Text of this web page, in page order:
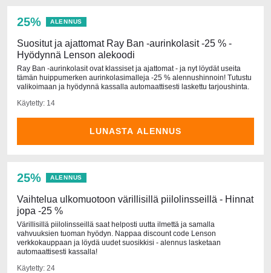
25% ALENNUS
Suositut ja ajattomat Ray Ban -aurinkolasit -25 % -
Hyödynnä Lenson alekoodi
Ray Ban -aurinkolasit ovat klassiset ja ajattomat - ja nyt löydät useita
tämän huippumerken aurinkolasimalleja -25 % alennushinnoin! Tutustu
valikoimaan ja hyödynnä kassalla automaattisesti laskettu tarjoushinta.
Käytetty: 14
LUNASTA ALENNUS
25% ALENNUS
Vaihtelua ulkomuotoon värillisillä piilolinsseillä - Hinnat
jopa -25 %
Värillisillä piilolinsseillä saat helposti uutta ilmettä ja samalla
vahvuuksien tuoman hyödyn. Nappaa discount code Lenson
verkkokauppaan ja löydä uudet suosikkisi - alennus lasketaan
automaattisesti kassalla!
Käytetty: 24